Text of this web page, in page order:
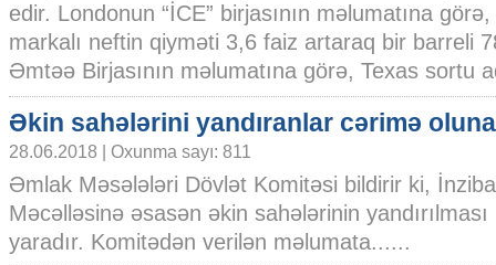
edir. Londonun “İCE” birjasının məlumatına görə,
markalı neftin qiyməti 3,6 faiz artaraq bir barreli
Əmtəə Birjasının məlumatına görə, Texas sortu
Əkin sahələrini yandıranlar cərimə
28.06.2018 | Oxunma sayı: 811
Əmlak Məsələləri Dövlət Komitəsi bildirir ki,
Məcəlləsinə əsasən əkin sahələrinin
yaradır. Komitədən verilən məlumata......